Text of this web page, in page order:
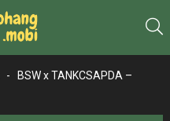
-
BSW x TANKCSAPDA –